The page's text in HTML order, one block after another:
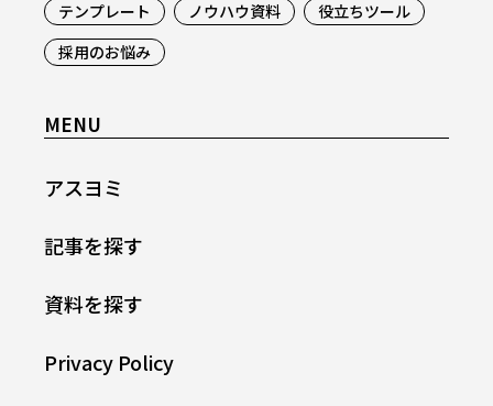
テンプレート
ノウハウ資料
役立ちツール
採用のお悩み
MENU
アスヨミ
記事を探す
資料を探す
Privacy Policy